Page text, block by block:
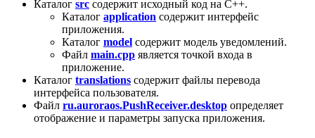
Каталог src содержит исходный код на C++.
Каталог application содержит интерфейс
приложения.
Каталог model содержит модель уведомлений.
Файл main.cpp является точкой входа в
приложение.
Каталог translations содержит файлы перевода
интерфейса пользователя.
Файл ru.auroraos.PushReceiver.desktop определяет
отображение и параметры запуска приложения.